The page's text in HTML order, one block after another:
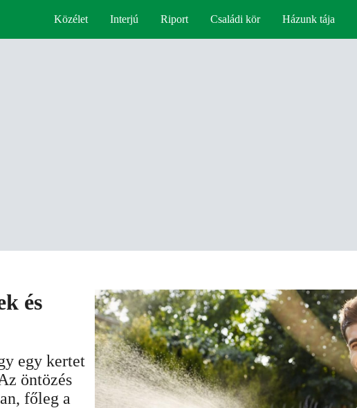
Közélet Interjú Riport Családi kör Házunk tája
és
egy kertet
öntözés
főleg a